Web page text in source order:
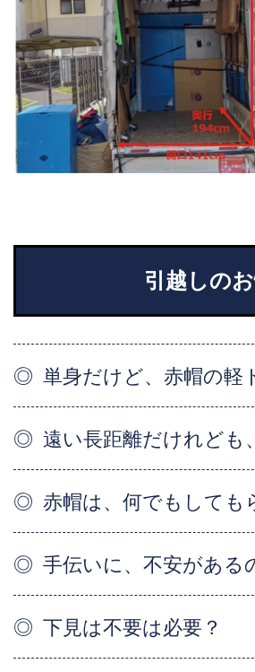
引越しの
単身だけど、赤帽の軽
遠い長距離だけれども
赤帽は、何でもしても
手伝いに、不安がある
下見は不要は必要？